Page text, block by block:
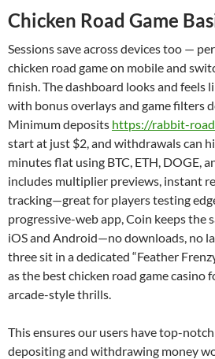
Chicken Road Game
Sessions save across devices too —
chicken road game on mobile and
finish. The dashboard looks and feels
with bonus overlays and game filters
Minimum deposits https://rabbit-
start at just $2, and withdrawals can
minutes flat using BTC, ETH, DOGE,
includes multiplier previews, instant
tracking—great for players testing
progressive-web app, Coin keeps the
iOS and Android—no downloads, no
three sit in a dedicated “Feather
as the best chicken road game casino
arcade-style thrills.
This ensures our users have top-
depositing and withdrawing money